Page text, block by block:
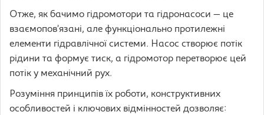
Отже, як бачимо гідромотори та гідронасоси — це
взаємопов’язані, але функціонально протилежні
елементи гідравлічної системи. Насос створює потік
рідини та формує тиск, а гідромотор перетворює цей
потік у механічний рух.
Розуміння принципів їх роботи, конструктивних
особливостей і ключових відмінностей дозволяє: